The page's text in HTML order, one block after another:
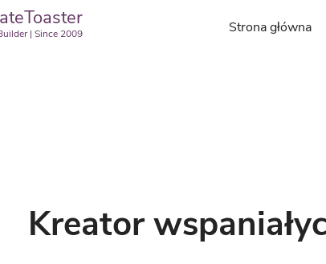
| Since 2009 Strona główna
Kreator